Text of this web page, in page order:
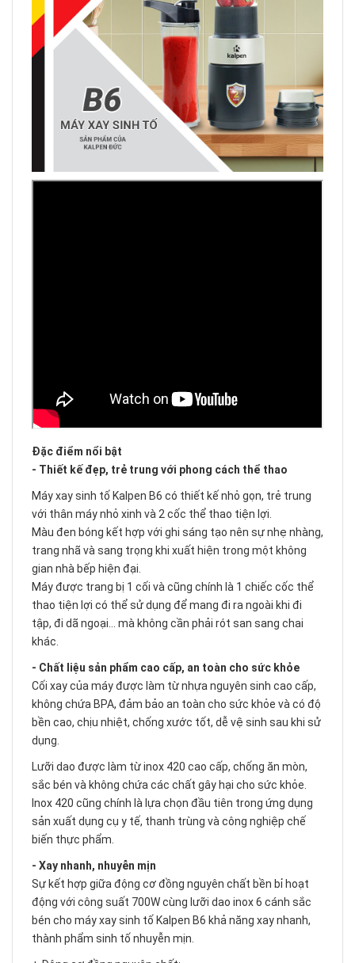
Đặc điểm nổi bật
- Thiết kế đẹp, trẻ trung với phong cách thể thao
Máy xay sinh tố Kalpen B6 có thiết kế nhỏ gọn, trẻ trung
với thân máy nhỏ xinh và 2 cốc thể thao tiện lợi.
Màu đen bóng kết hợp với ghi sáng tạo nên sự nhẹ nhàng,
trang nhã và sang trọng khi xuất hiện trong một không
gian nhà bếp hiện đại.
Máy được trang bị 1 cối và cũng chính là 1 chiếc cốc thể
thao tiện lợi có thể sử dụng để mang đi ra ngoài khi đi
tập, đi dã ngoại… mà không cần phải rót san sang chai
khác.
- Chất liệu sản phẩm cao cấp, an toàn cho sức khỏe
Cối xay của máy được làm từ nhựa nguyên sinh cao cấp,
không chứa BPA, đảm bảo an toàn cho sức khỏe và có độ
bền cao, chịu nhiệt, chống xước tốt, dễ vệ sinh sau khi sử
dụng.
Lưỡi dao được làm từ inox 420 cao cấp, chống ăn mòn,
sắc bén và không chứa các chất gây hại cho sức khỏe.
Inox 420 cũng chính là lựa chọn đầu tiên trong ứng dụng
sản xuất dụng cụ y tế, thanh trùng và công nghiệp chế
biến thực phẩm.
- Xay nhanh, nhuyễn mịn
Sự kết hợp giữa động cơ đồng nguyên chất bền bỉ hoạt
động với công suất 700W cùng lưỡi dao inox 6 cánh sắc
bén cho máy xay sinh tố Kalpen B6 khả năng xay nhanh,
thành phẩm sinh tố nhuyễn mịn.